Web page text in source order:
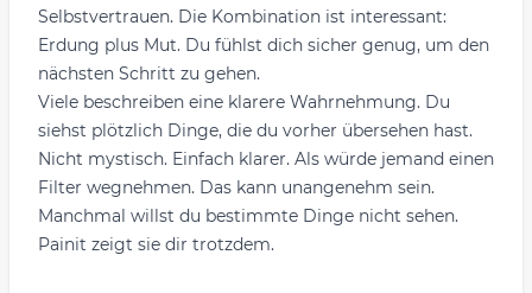
Selbstvertrauen. Die Kombination ist interessant:
Erdung plus Mut. Du fühlst dich sicher genug, um den
nächsten Schritt zu gehen.
Viele beschreiben eine klarere Wahrnehmung. Du
siehst plötzlich Dinge, die du vorher übersehen hast.
Nicht mystisch. Einfach klarer. Als würde jemand einen
Filter wegnehmen. Das kann unangenehm sein.
Manchmal willst du bestimmte Dinge nicht sehen.
Painit zeigt sie dir trotzdem.